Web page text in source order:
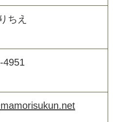
ちえ
4951